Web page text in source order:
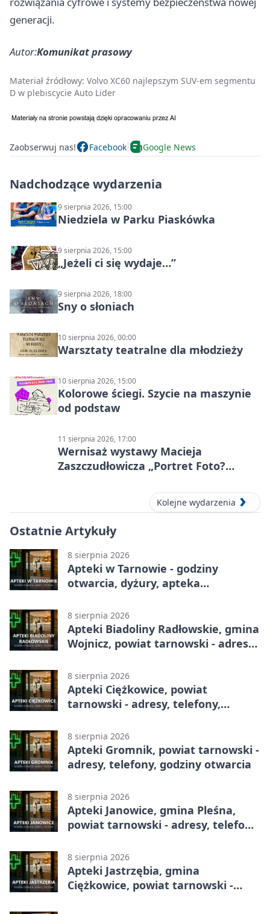
generacji.
Autor:Komunikat prasowy
Materiał źródłowy: Volvo XC60 najlepszym SUV-em segmentu
D w plebiscycie Auto Lider
Zaobserwuj nas! Facebook Google News
Nadchodzące wydarzenia
9 sierpnia 2026, 15:00
Niedziela w Parku Piaskówka
9 sierpnia 2026, 15:00
„Jeżeli ci się wydaje…”
9 sierpnia 2026, 18:00
Sny o słoniach
10 sierpnia 2026, 00:00
Warsztaty teatralne dla młodzieży
10 sierpnia 2026, 15:00
Kolorowe ściegi. Szycie na maszynie
od podstaw
11 sierpnia 2026, 17:00
Wernisaż wystawy Macieja
Zaszczudłowicza „Portret Foto?
Kolejne wydarzenia
Ostatnie Artykuły
8 sierpnia 2026
Apteki w Tarnowie - godziny
otwarcia, dyżury, apteka
8 sierpnia 2026
Apteki Biadoliny Radłowskie, gmina
Wojnicz, powiat tarnowski - adresy,
8 sierpnia 2026
Apteki Ciężkowice, powiat
tarnowski - adresy, telefony,
8 sierpnia 2026
Apteki Gromnik, powiat tarnowski -
adresy, telefony, godziny otwarcia
8 sierpnia 2026
Apteki Janowice, gmina Pleśna,
powiat tarnowski - adresy, telefony,
8 sierpnia 2026
Apteki Jastrzębia, gmina
Ciężkowice, powiat tarnowski -